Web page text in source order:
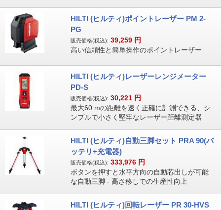
HILTI (ヒルティ)ポイントレーザー PM 2-
PG
販売価格(税込): 39,259 円
高い信頼性と簡単操作のポイントレーザー
HILTI (ヒルティ)レーザーレンジメーター
PD-S
販売価格(税込): 30,221 円
最大60 mの距離を速く正確に計測できる、シ
ンプルで小さく堅牢なレーザー距離測定器
HILTI (ヒルティ)自動三脚セット PRA 90(バ
ッテリ+充電器)
販売価格(税込): 333,976 円
ボタンを押すと水平方向の自動芯出しが可能
な自動三脚 - 高さ移しでの生産性向上
HILTI (ヒルティ)回転レーザー PR 30-HVS